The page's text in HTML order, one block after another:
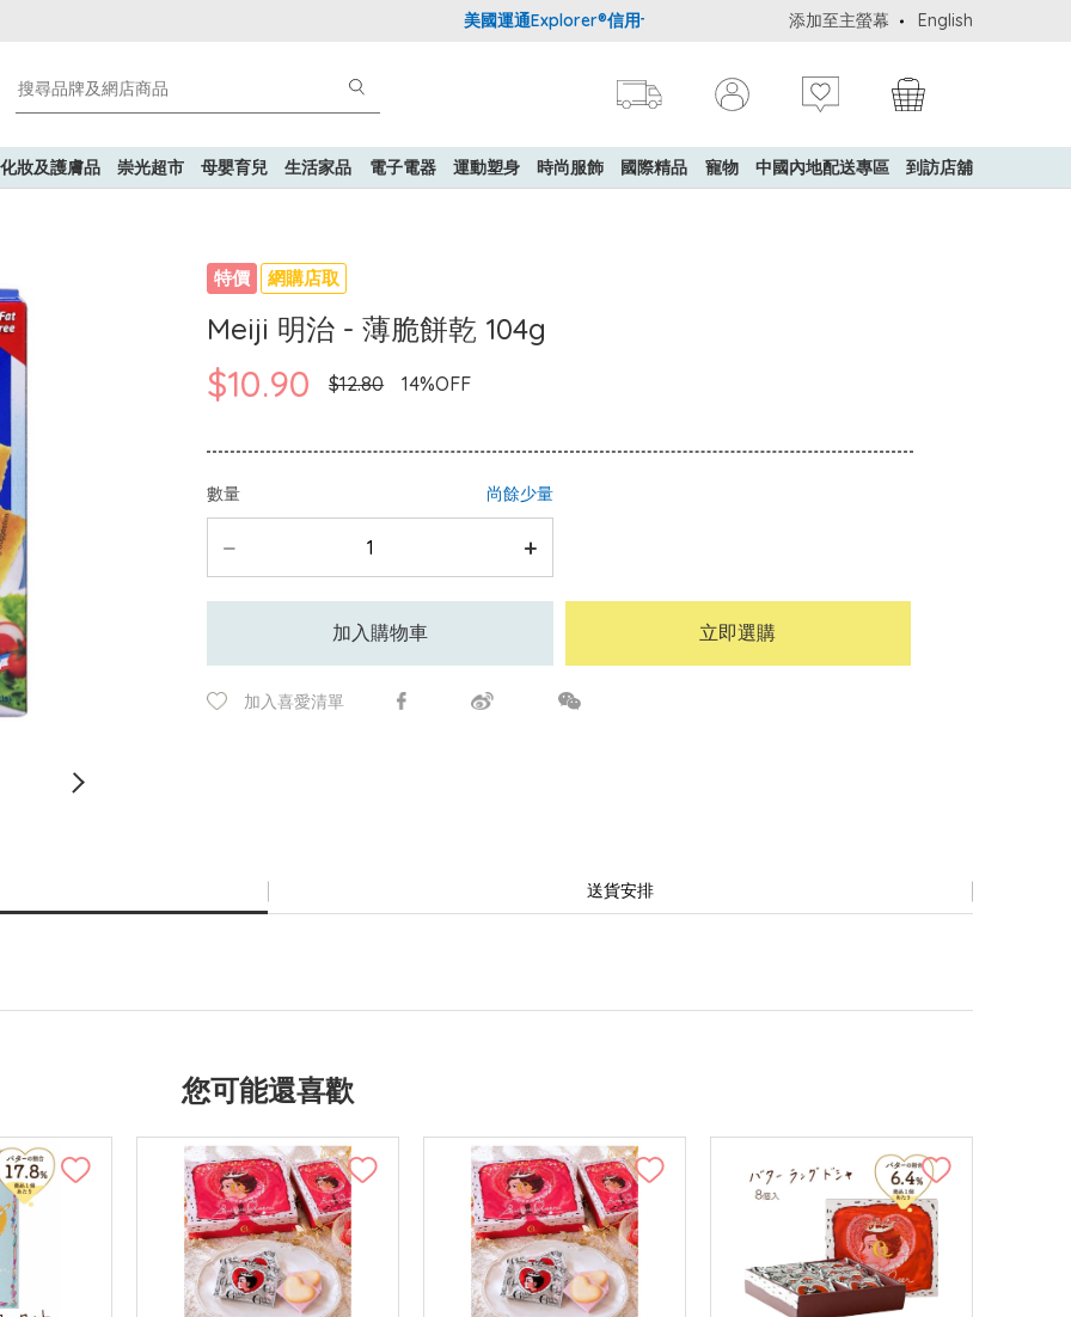
美國運通Explorer®信用卡會員購物禮遇：高達5%簽賬回贈！ 購買一般貨品(冷凍食
添加至主螢幕 English
化妝及護膚品 崇光超市 母嬰育兒 生活家品 電子電器 運動塑身 時尚服飾 國際精品 寵物 中國內地配送專區 到訪店舖
特價 網購店取
Meiji 明治 - 薄脆餅乾 104g
$10.90 $12.80 14%OFF
數量 尚餘少量
加入購物車 立即選購
加入喜愛清單
送貨安排
您可能還喜歡